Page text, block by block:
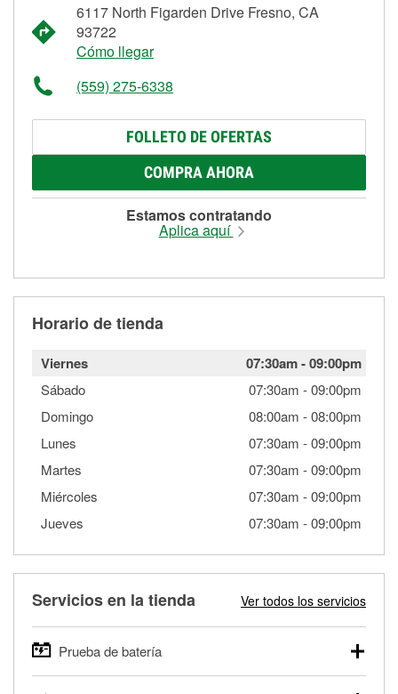
6117 North Figarden Drive Fresno, CA
93722
Cómo llegar
(559) 275-6338
FOLLETO DE OFERTAS
COMPRA AHORA
Estamos contratando
Aplica aquí
Horario de tienda
Viernes 07:30am-09:00pm
Sábado 07:30am -09:00pm
Domingo
08:00am -08:00pm
Lunes
07:30am -09:00pm
Martes
07:30am -09:00pm
Miércoles
07:30am -09:00pm
Jueves
07:30am -09:00pm
Servicios en la tienda Ver todos los servicios
Prueba de batería